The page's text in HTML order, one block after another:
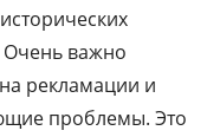
важно
рекламации и
проблемы. Это